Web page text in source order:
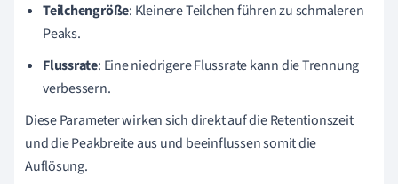
Teilchengröße: Kleinere Teilchen führen zu schmaleren
Peaks.
Flussrate: Eine niedrigere Flussrate kann die Trennung
verbessern.
Diese Parameter wirken sich direkt auf die Retentionszeit
und die Peakbreite aus und beeinflussen somit die
Auflösung.